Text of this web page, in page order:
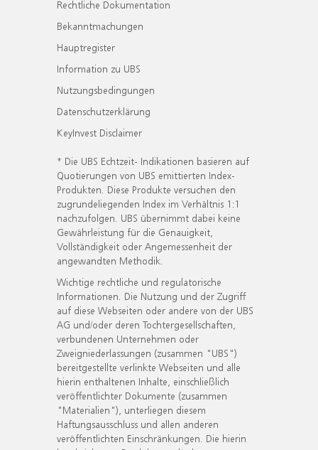
Rechtliche Dokumentation
Bekanntmachungen
Hauptregister
Information zu UBS
Nutzungsbedingungen
Datenschutzerklärung
KeyInvest Disclaimer
* Die UBS Echtzeit- Indikationen basieren auf
Quotierungen von UBS emittierten Index-
Produkten. Diese Produkte versuchen den
zugrundeliegenden Index im Verhältnis 1:1
nachzufolgen. UBS übernimmt dabei keine
Gewährleistung für die Genauigkeit,
Vollständigkeit oder Angemessenheit der
angewandten Methodik.
Wichtige rechtliche und regulatorische
Informationen. Die Nutzung und der Zugriff
auf diese Webseiten oder andere von der UBS
AG und/oder deren Tochtergesellschaften,
verbundenen Unternehmen oder
Zweigniederlassungen (zusammen "UBS")
bereitgestellte verlinkte Webseiten und alle
hierin enthaltenen Inhalte, einschließlich
veröffentlichter Dokumente (zusammen
"Materialien"), unterliegen diesem
Haftungsausschluss und allen anderen
veröffentlichten Einschränkungen. Die hierin